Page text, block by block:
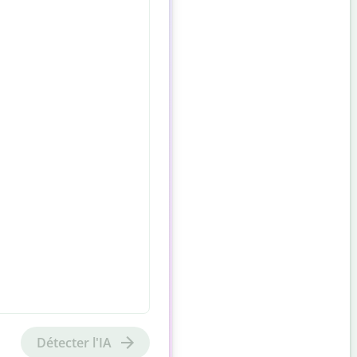
Détecter l'IA